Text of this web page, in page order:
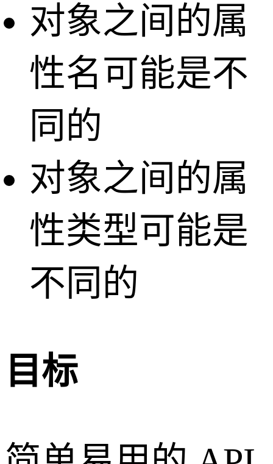
对象之间的属
性名可能是不
同的
对象之间的属
性类型可能是
不同的
目标